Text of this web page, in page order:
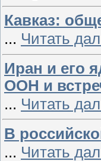
Кавказ:
... Читать
Иран и его
ООН и
... Читать
В
... Читать